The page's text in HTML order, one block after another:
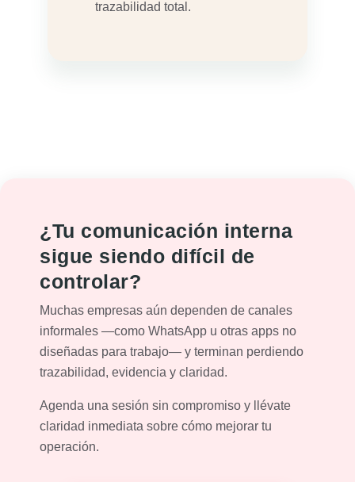
trazabilidad total.
¿Tu comunicación interna
sigue siendo difícil de
controlar?
Muchas empresas aún dependen de canales
informales —como WhatsApp u otras apps no
diseñadas para trabajo— y terminan perdiendo
trazabilidad, evidencia y claridad.
Agenda una sesión sin compromiso y llévate
claridad inmediata sobre cómo mejorar tu
operación.